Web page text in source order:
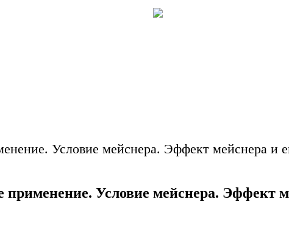
Условие мейснера. Эффект мейснера и
Условие мейснера. Эффект